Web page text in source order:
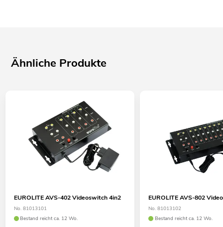
Ähnliche Produkte
EUROLITE AVS-402 Videoswitch 4in2
No. 81013101
Bestand reicht ca. 12 Wo.
EUROLITE AVS-802
No. 81013102
Bestand reicht ca. 12 Wo.